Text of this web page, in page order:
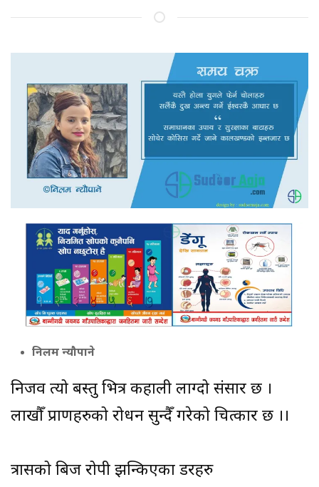
निलम न्यौपाने
निर्जिव त्यो बस्तु भित्र कहाली लाग्दो संसार छ ।
लाखौँ प्राणहरुको रोधन सुन्दैँ गरेको चित्कार छ ।।
त्रासको बिज रोपी झन्किएका डरहरु